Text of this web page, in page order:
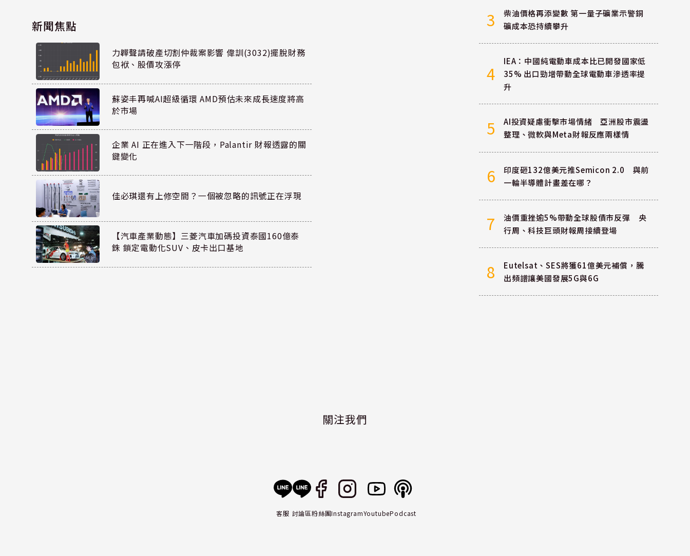
新聞焦點
力韡聲請破產切割仲裁案影響 偉訓(3032)擺脫財務
包袱、股價攻漲停
蘇姿丰再喊AI超級循環 AMD預估未來成長速度將高
於市場
企業 AI 正在進入下一階段，Palantir 財報透露的關
鍵變化
佳必琪還有上修空間？一個被忽略的訊號正在浮現
【汽車產業動態】三菱汽車加碼投資泰國160億泰
銖 鎖定電動化SUV、皮卡出口基地
3
柴油價格再添變數 第一量子礦業示警銅
礦成本恐持續攀升
4
IEA：中國純電動車成本比已開發國家低
35% 出口勁增帶動全球電動車滲透率提
升
5
AI投資疑慮衝擊市場情緒 亞洲股市震盪
整理、微軟與Meta財報反應兩樣情
6
印度砸132億美元推Semicon 2.0 與前
一輪半導體計畫差在哪？
7
油價重挫逾5%帶動全球股債市反彈 央
行周、科技巨頭財報周接續登場
8
Eutelsat、SES將獲61億美元補償，騰
出頻譜讓美國發展5G與6G
關注我們
客服 討論區粉絲團InstagramYoutubePodcast